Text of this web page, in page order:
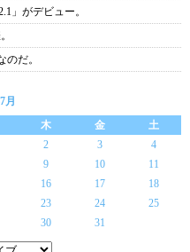
」がデビュー。
のだ。
月
木 金
土
2 3
4
9 10
11
16 17
18
23 24
25
30 31